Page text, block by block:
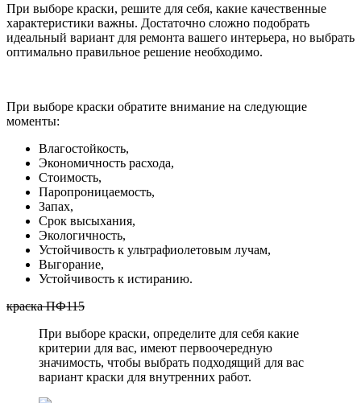
При выборе краски, решите для себя, какие качественные
характеристики важны. Достаточно сложно подобрать
идеальный вариант для ремонта вашего интерьера, но выбрать
оптимально правильное решение необходимо.
При выборе краски обратите внимание на следующие
моменты:
Влагостойкость,
Экономичность расхода,
Стоимость,
Паропроницаемость,
Запах,
Срок высыхания,
Экологичность,
Устойчивость к ультрафиолетовым лучам,
Выгорание,
Устойчивость к истиранию.
краска ПФ115
При выборе краски, определите для себя какие
критерии для вас, имеют первоочередную
значимость, чтобы выбрать подходящий для вас
вариант краски для внутренних работ.